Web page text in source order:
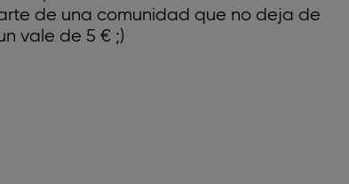
de una comunidad que no deja de
vale de 5 € ;)